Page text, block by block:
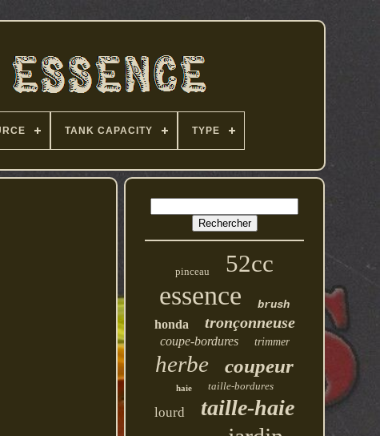
TANK CAPACITY TYPE
pinceau 52cc
essence brush
honda tronçonneuse
coupe-bordures trimmer
herbe coupeur
haie taille-bordures
lourd taille-haie